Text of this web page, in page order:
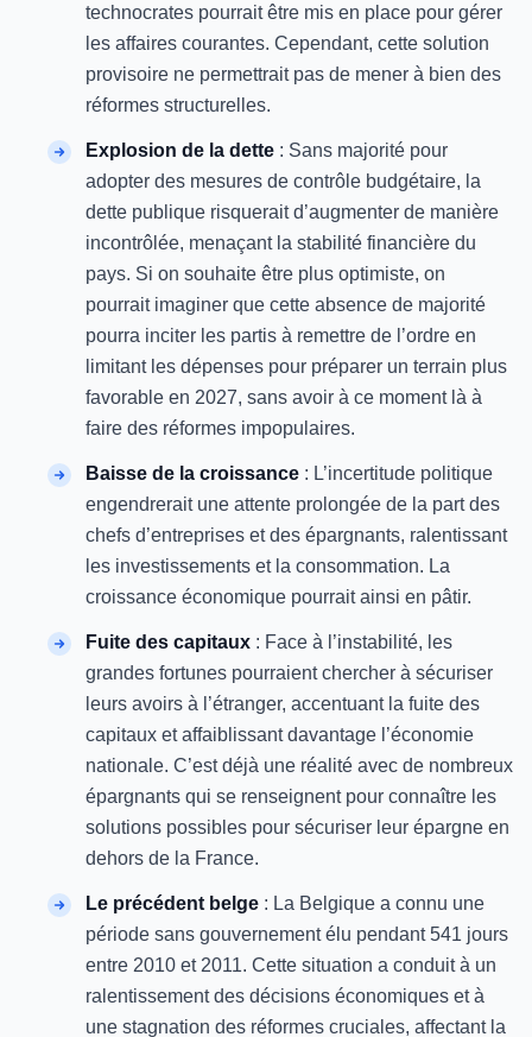
technocrates pourrait être mis en place pour gérer
les affaires courantes. Cependant, cette solution
provisoire ne permettrait pas de mener à bien des
réformes structurelles.
Explosion de la dette : Sans majorité pour
adopter des mesures de contrôle budgétaire, la
dette publique risquerait d’augmenter de manière
incontrôlée, menaçant la stabilité financière du
pays. Si on souhaite être plus optimiste, on
pourrait imaginer que cette absence de majorité
pourra inciter les partis à remettre de l’ordre en
limitant les dépenses pour préparer un terrain plus
favorable en 2027, sans avoir à ce moment là à
faire des réformes impopulaires.
Baisse de la croissance : L’incertitude politique
engendrerait une attente prolongée de la part des
chefs d’entreprises et des épargnants, ralentissant
les investissements et la consommation. La
croissance économique pourrait ainsi en pâtir.
Fuite des capitaux : Face à l’instabilité, les
grandes fortunes pourraient chercher à sécuriser
leurs avoirs à l’étranger, accentuant la fuite des
capitaux et affaiblissant davantage l’économie
nationale. C’est déjà une réalité avec de nombreux
épargnants qui se renseignent pour connaître les
solutions possibles pour sécuriser leur épargne en
dehors de la France.
Le précédent belge : La Belgique a connu une
période sans gouvernement élu pendant 541 jours
entre 2010 et 2011. Cette situation a conduit à un
ralentissement des décisions économiques et à
une stagnation des réformes cruciales, affectant la